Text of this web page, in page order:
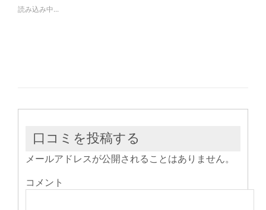
で
共
す) ィ
ウ
で
き
ま
す)
読み込み中...
口コミを投稿する
メールアドレスが公開されることはありません。
コメント